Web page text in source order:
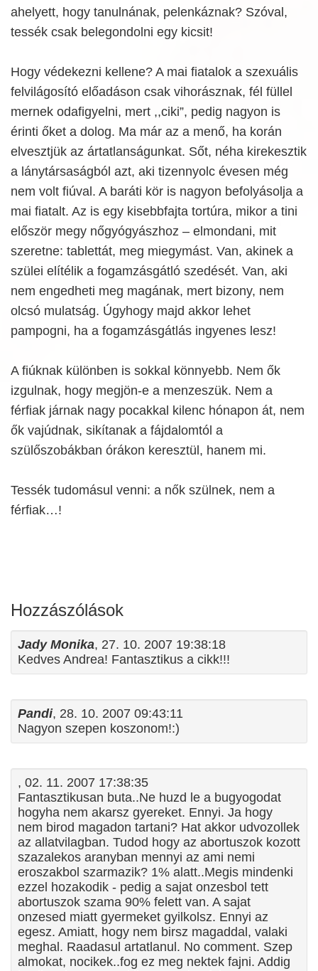
ahelyett, hogy tanulnának, pelenkáznak? Szóval,
tessék csak belegondolni egy kicsit!
Hogy védekezni kellene? A mai fiatalok a szexuális
felvilágosító előadáson csak vihorásznak, fél füllel
mernek odafigyelni, mert ,,ciki”, pedig nagyon is
érinti őket a dolog. Ma már az a menő, ha korán
elvesztjük az ártatlanságunkat. Sőt, néha kirekesztik
a lánytársaságból azt, aki tizennyolc évesen még
nem volt fiúval. A baráti kör is nagyon befolyásolja a
mai fiatalt. Az is egy kisebbfajta tortúra, mikor a tini
először megy nőgyógyászhoz – elmondani, mit
szeretne: tablettát, meg miegymást. Van, akinek a
szülei elítélik a fogamzásgátló szedését. Van, aki
nem engedheti meg magának, mert bizony, nem
olcsó mulatság. Úgyhogy majd akkor lehet
pampogni, ha a fogamzásgátlás ingyenes lesz!
A fiúknak különben is sokkal könnyebb. Nem ők
izgulnak, hogy megjön-e a menzeszük. Nem a
férfiak járnak nagy pocakkal kilenc hónapon át, nem
ők vajúdnak, sikítanak a fájdalomtól a
szülőszobákban órákon keresztül, hanem mi.
Tessék tudomásul venni: a nők szülnek, nem a
férfiak…!
Hozzászólások
Jady Monika, 27. 10. 2007 19:38:18
Kedves Andrea! Fantasztikus a cikk!!!
Pandi, 28. 10. 2007 09:43:11
Nagyon szepen koszonom!:)
, 02. 11. 2007 17:38:35
Fantasztikusan buta..Ne huzd le a bugyogodat
hogyha nem akarsz gyereket. Ennyi. Ja hogy
nem birod magadon tartani? Hat akkor udvozollek
az allatvilagban. Tudod hogy az abortuszok kozott
szazalekos aranyban mennyi az ami nemi
eroszakbol szarmazik? 1% alatt..Megis mindenki
ezzel hozakodik - pedig a sajat onzesbol tett
abortuszok szama 90% felett van. A sajat
onzesed miatt gyermeket gyilkolsz. Ennyi az
egesz. Amiatt, hogy nem birsz magaddal, valaki
meghal. Raadasul artatlanul. No comment. Szep
almokat, nocikek..fog ez meg nektek fajni. Addig